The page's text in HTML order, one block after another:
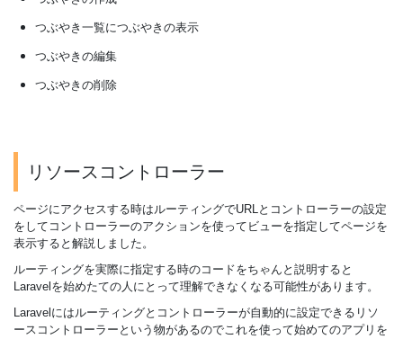
つぶやき一覧につぶやきの表示
つぶやきの編集
つぶやきの削除
リソースコントローラー
ページにアクセスする時はルーティングでURLとコントローラーの設定
をしてコントローラーのアクションを使ってビューを指定してページを
表示すると解説しました。
ルーティングを実際に指定する時のコードをちゃんと説明すると
Laravelを始めたての人にとって理解できなくなる可能性があります。
Laravelにはルーティングとコントローラーが自動的に設定できるリソ
ースコントローラーという物があるのでこれを使って始めてのアプリを